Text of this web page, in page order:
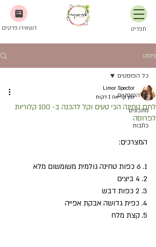
השאירו פרטים תפריט
פוסט
כל הפוסטים
מתכונים
כתבות
כל הפוסטים
לחם טחינה הכי טעים וקל להכנה ב- 100 קלוריות
לפרוסה
Limor Spector
זמן קריאה 1 דקות
המצרכים:
1. 6 כפות טחינה גולמית משומשום מלא
2. 4 ביצים
3. 2 כפות דבש
4. כפית גדושה אבקת אפייה
5. קצת מלח